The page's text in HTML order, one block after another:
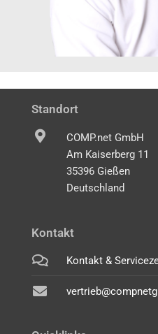
Standort
COMP.net GmbH
Am Kaiserberg 11
35396 Gießen
Deutschland
Kontakt
Kontakt &